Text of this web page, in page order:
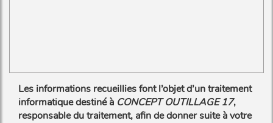
Les informations recueillies font l’objet d’un traitement
informatique destiné à CONCEPT OUTILLAGE 17,
responsable du traitement, afin de donner suite à votre